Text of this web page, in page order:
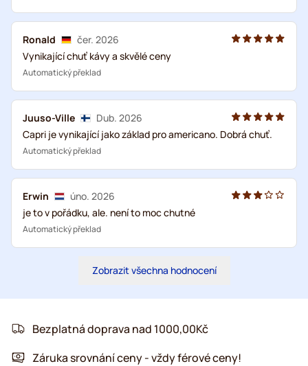
Ronald
čer. 2026
Vynikající chuť kávy a skvělé ceny
Automatický překlad
Juuso-Ville
Dub. 2026
Capri je vynikající jako základ pro americano. Dobrá chuť.
Automatický překlad
Erwin
úno. 2026
je to v pořádku, ale. není to moc chutné
Automatický překlad
Zobrazit všechna hodnocení
Bezplatná doprava nad 1000,00Kč
Záruka srovnání ceny - vždy férové ceny!